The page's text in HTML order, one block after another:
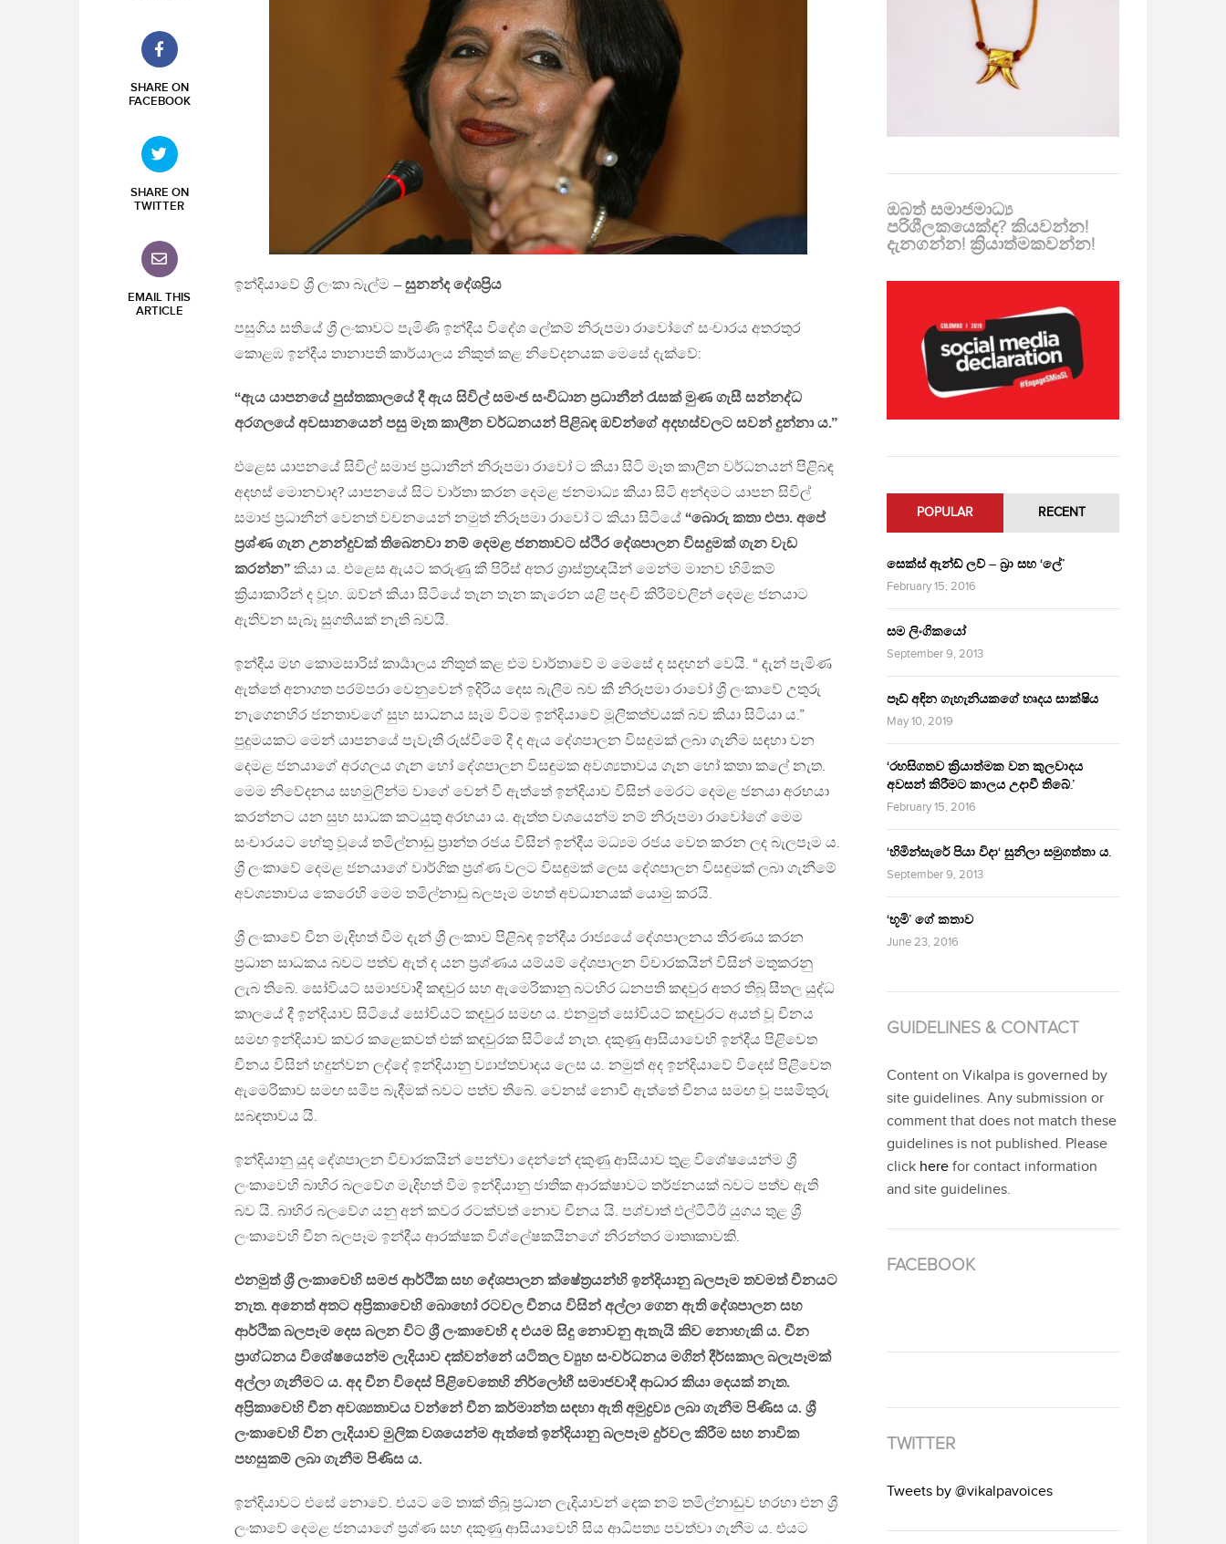
SHARE ON
FACEBOOK
SHARE ON
TWITTER
EMAIL THIS
ARTICLE
ඉන්දියාවේ ශ්‍රී ලංකා බැල්ම – සුනන්ද දේශප්‍රිය
පසුගිය සතියේ ශ්‍රී ලංකාවට පැමිණි ඉන්දීය විදේශ ලේකම් නිරුපමා රාවෝගේ සංචාරය අතරතුර
කොළඹ ඉන්දීය තානාපති කාර්යාලය නිකුත් කළ නිවේදනයක මෙසේ දැක්වේ:
“ඇය යාපනයේ පුස්තකාලයේ දී ඇය සිවිල් සමංජ සංවිධාන ප්‍රධානීන් රැසක් මුණ ගැසී සන්නද්ධ
අරගලයේ අවසානයෙන් පසු මෑත කාලීන වර්ධනයන් පිළිබඳ ඔව්න්ගේ අදහස්වලට සවන් දුන්නා ය.”
එළෙස යාපනයේ සිවිල් සමාජ ප්‍රධානීන් නිරූපමා රාවෝ ට කියා සිටි මෑත කාලීන වර්ධනයන් පිළිබඳ
අදහස් මොනවාද? යාපනයේ සිට වාර්තා කරන දෙමළ ජනමාධ්‍ය කියා සිටි අන්දමට යාපන සිවිල්
සමාජ ප්‍රධානීන් වෙනත් වචනයෙන් නමුත් නිරූපමා රාවෝ ට කියා සිටියේ “බොරු කතා එපා. අපේ
ප්‍රශ්ණ ගැන උනන්දුවක් තිබෙනවා නම් දෙමළ ජනතාවට ස්ථිර දේශපාලන විසදුමක් ගැන වැඩ
කරන්න” කියා ය. එළෙස ඇයට කරුණු කී පිරිස් අතර ශ්‍රාස්ත්‍රඥයින් මෙන්ම මානව හිමිකම්
ක්‍රියාකාරීන් ද වූහ. ඔව්න් කියා සිටියේ තැන තැන කැරෙන යළි පදංචි කිරීම්වලින් දෙමළ ජනයාට
ඇතිවන සැබෑ සුගතියක් නැති බවයි.
ඉන්දීය මහ කොමසාරිස් කාර්‍යාලය නිතුත් කළ එම වාර්තාවේ ම මෙසේ ද සදහන් වෙයි. “ දැන් පැමිණ
ඇත්තේ අනාගත පරම්පරා වෙනුවෙන් ඉදිරිය දෙස බැලීම බව කී නිරූපමා රාවෝ ශ්‍රී ලංකාවේ උතුරු
නැගෙනහිර ජනතාවගේ සුභ සාධනය සෑම විටම ඉන්දියාවේ මූලිකත්වයක් බව කියා සිටියා ය.”
පුදුමයකට මෙන් යාපනයේ පැවැති රුස්වීමේ දී ද ඇය දේශපාලන විසදුමක් ලබා ගැනීම සඳහා වන
දෙමළ ජනයාගේ අරගලය ගැන හෝ දේශපාලන විසඳුමක අවශ්‍යතාවය ගැන හෝ කතා කලේ නැත.
මෙම නිවේදනය සහමුලින්ම වාගේ වෙන් වී ඇත්තේ ඉන්දියාව විසින් මෙරට දෙමළ ජනයා අරභයා
කරන්නට යන සුභ සාධක කටයුතු අරභයා ය. ඇත්ත වශයෙන්ම නම් නිරූපමා රාවෝගේ මෙම
සංචාරයට හේතු වූයේ තමිල්නාඩු ප්‍රාන්ත රජය විසින් ඉන්දීය මධ්‍යම රජය වෙත කරන ලද බැලපෑම ය.
ශ්‍රී ලංකාවේ දෙමළ ජනයාගේ වාර්ගික ප්‍රශ්ණ වලට විසඳුමක් ලෙස දේශපාලන විසඳුමක් ලබා ගැනීමේ
අවශ්‍යතාවය කෙරෙහි මෙම තමිල්නාඩු බලපෑම මහත් අවධානයක් යොමු කරයි.
ශ්‍රී ලංකාවේ චීන මැදිහත් වීම දැන් ශ්‍රී ලංකාව පිළිබඳ ඉන්දීය රාජ්‍යයේ දේශපාලනය තීරණය කරන
ප්‍රධාන සාධකය බවට පත්ව ඇත් ද යන ප්‍රශ්ණය යම්යම් දේශපාලන විචාරකයින් විසින් මතුකරනු
ලැබ තිබේ. සෝවියට් සමාජවාදී කඳවුර සහ ඇමෙරිකානු බටහිර ධනපති කඳවුර අතර තිබූ සීතල යුද්ධ
කාලයේ දී ඉන්දියාව සිටියේ සෝවියට් කඳවුර සමඟ ය. එනමුත් සෝවියට් කඳවුරට අයත් වූ චීනය
සමඟ ඉන්දියාව කවර කළෙකවත් එක් කඳවුරක සිටියේ නැත. දකුණු ආසියාවෙහි ඉන්දීය පිළිවෙත
චීනය විසින් හදුන්වන ලද්දේ ඉන්දියානු ව්‍යාප්තවාදය ලෙස ය. නමුත් අද ඉන්දියාවේ විදෙස් පිළිවෙත
ඇමෙරිකාව සමඟ සමීප බැදීමක් බවට පත්ව තිබේ. වෙනස් නොවී ඇත්තේ චීනය සමඟ වූ පසමිතුරු
සබඳතාවය යි.
ඉන්දියානු යුද දේශපාලන විචාරකයින් පෙන්වා දෙන්නේ දකුණු ආසියාව තුළ විශේෂයෙන්ම ශ්‍රී
ලංකාවෙහි බාහිර බලවේග මැදිහත් වීම ඉන්දියානු ජාතික ආරක්ෂාවට තර්ජනයක් බවට පත්ව ඇති
බව යි. බාහිර බලවේග යනු අන් කවර රටක්වත් නොව චීනය යි. පශ්චාත් එල්ටීටීඊ යුගය තුළ ශ්‍රී
ලංකාවෙහි චීන බලපෑම ඉන්දීය ආරක්ෂක විශ්ලේෂකයිනගේ නිරන්තර මාතෘකාවකි.
එනමුත් ශ්‍රී ලංකාවෙහි සමජ ආර්ථික සහ දේශපාලන ක්ෂේත්‍රයන්හි ඉන්දියානු බලපෑම තවමත් චීනයට
නැත. අනෙත් අතට අප්‍රිකාවෙහි බොහෝ රටවල චීනය විසින් අල්ලා ගෙන ඇති දේශපාලන සහ
ආර්ථික බලපෑම දෙස බලන විට ශ්‍රී ලංකාවෙහි ද එයම සිදු නොවනු ඇතැයි කිව නොහැකි ය. චීන
ප්‍රාග්ධනය විශේෂයෙන්ම ලැදියාව දක්වන්නේ යටිතල ව්‍යුහ සංවර්ධනය මගින් දීර්ඝකාල බලැපෑමක්
අල්ලා ගැනීමට ය. අද චීන විදෙස් පිළිවෙතෙහි නිර්ලෝභී සමාජවාදී ආධාර කියා දෙයක් නැත.
අප්‍රිකාවෙහි චීන අවශ්‍යතාවය වන්නේ චීන කර්මාන්ත සඳහා ඇති අමුද්‍රව්‍ය ලබා ගැනීම පිණිස ය. ශ්‍රී
ලංකාවෙහි චීන ලැදියාව මුලික වශයෙන්ම ඇත්තේ ඉන්දියානු බලපෑම දුර්වල කිරීම සහ නාවික
පහසුකම් ලබා ගැනීම පිණිස ය.
ඉන්දියාවට එසේ නොවේ. එයට මේ තාක් තිබූ ප්‍රධාන ලැදියාවන් දෙක නම් තමිල්නාඩුව හරහා එන ශ්‍රී
ලංකාවේ දෙමළ ජනයාගේ ප්‍රශ්ණ සහ දකුණු ආසියාවෙහි සිය ආධිපත්‍ය පවත්වා ගැනීම ය. එයට
ඔබත් සමාජමාධ්‍ය
පරිශීලකයෙක්ද? කියවන්න!
දැනගන්න! ක්‍රියාත්මකවන්න!
POPULAR RECENT
සෙක්ස් ඇන්ඩ් ලව් – බ්‍රා සහ ‘ලේ’
February 15, 2016
සම ලිංගිකයෝ
September 9, 2013
පෑඩ් අඳින ගැහැනියකගේ හෘදය සාක්ෂිය
May 10, 2019
‘රහසිගතව ක්‍රියාත්මක වන කුලවාදය
අවසන් කිරීමට කාලය උදාවී තිබේ.’
February 15, 2016
‘හිමින්සැරේ පියා විදා‘ සුනිලා සමුගත්තා ය.
September 9, 2013
‘භූමි’ ගේ කතාව
June 23, 2016
GUIDELINES & CONTACT
Content on Vikalpa is governed by
site guidelines. Any submission or
comment that does not match these
guidelines is not published. Please
click here for contact information
and site guidelines.
FACEBOOK
TWITTER
Tweets by @vikalpavoices